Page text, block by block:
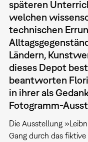
späteren
welchen
technischen
Ländern,
dieses Depot
beantworten
in ihrer als
Fotogramm-
Die Ausstellung
Gang durch das fiktive